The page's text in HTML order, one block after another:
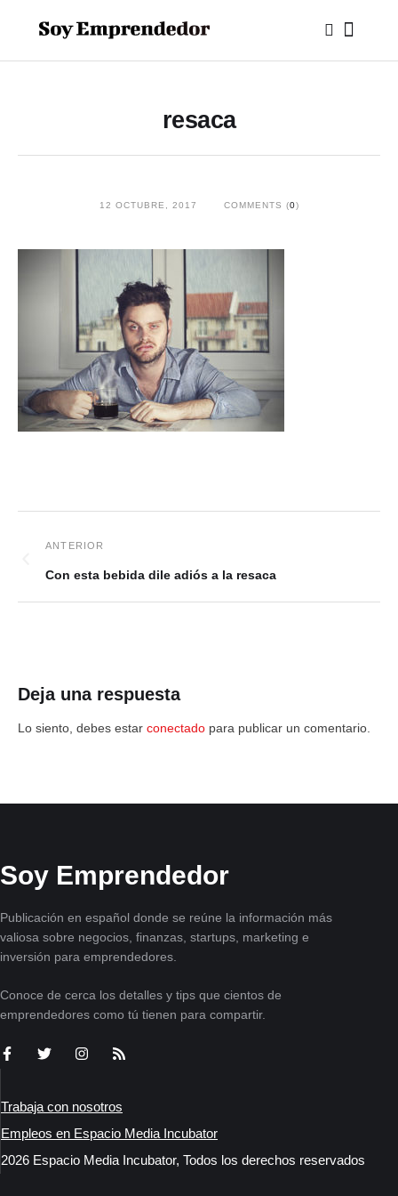
resaca
12 OCTUBRE, 2017 COMMENTS (0)
Con esta bebida dile adiós a la resaca
Deja una respuesta
Lo siento, debes estar conectado para publicar un comentario.
Soy Emprendedor
Publicación en español donde se reúne la información más
valiosa sobre negocios, finanzas, startups, marketing e
inversión para emprendedores.
Conoce de cerca los detalles y tips que cientos de
emprendedores como tú tienen para compartir.
Trabaja con nosotros
Empleos en Espacio Media Incubator
2026 Espacio Media Incubator, Todos los derechos reservados